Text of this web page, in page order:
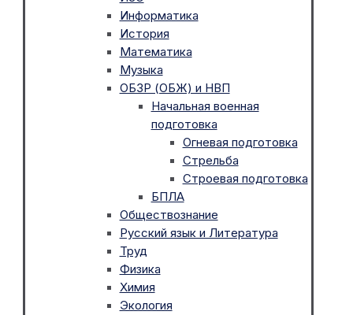
Информатика
История
Математика
Музыка
ОБЗР (ОБЖ) и НВП
Начальная военная
подготовка
Огневая подготовка
Стрельба
Строевая подготовка
БПЛА
Обществознание
Русский язык и Литература
Труд
Физика
Химия
Экология